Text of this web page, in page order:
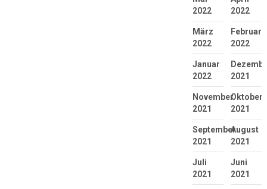
2022
2022
März
2022
Februar
2022
Januar
2022
2021
November
2021
Oktober
2021
September
2021
August
2021
Juli
2021
Juni
2021